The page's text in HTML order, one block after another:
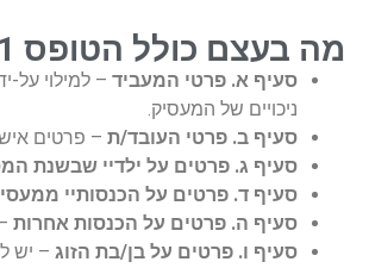
מה בעצם כולל הטופס 101?
סעיף א. פרטי המעביד – למילוי
ניכויים של המעסיק.
סעיף ב. פרטי העובד/ת – פרטים
סעיף ג. פרטים על ילדיי שבשנת המס
סעיף ד. פרטים על הכנסותיי
סעיף ה. פרטים על הכנסות אחרות
סעיף ו. פרטים על בן/בת הזוג – יש